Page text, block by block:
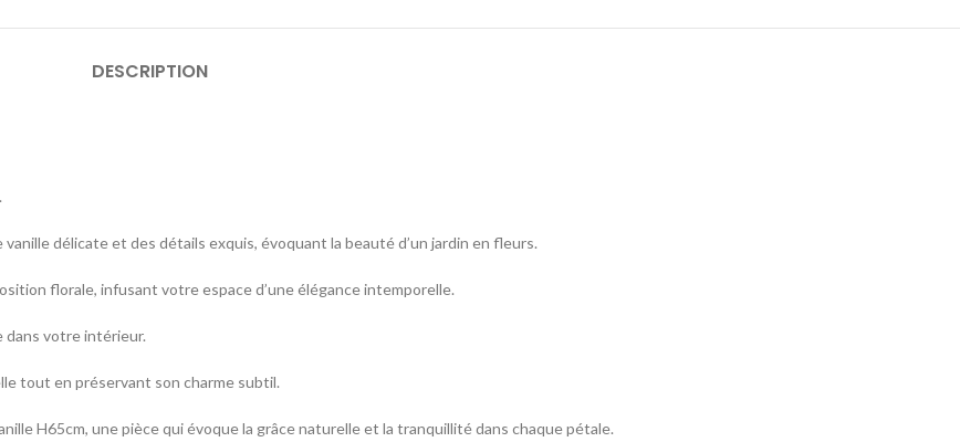
DESCRIPTION
délicate et des détails exquis, évoquant la beauté d’un jardin en fleurs.
florale, infusant votre espace d’une élégance intemporelle.
dans votre intérieur.
tout en préservant son charme subtil.
H65cm, une pièce qui évoque la grâce naturelle et la tranquillité dans chaque pétale.